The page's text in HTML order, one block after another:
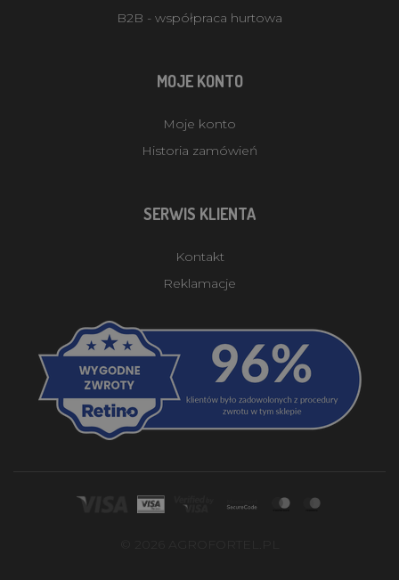
B2B - współpraca hurtowa
MOJE KONTO
Moje konto
Historia zamówień
SERWIS KLIENTA
Kontakt
Reklamacje